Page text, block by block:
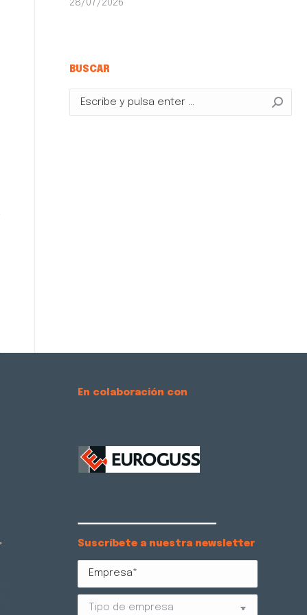
28/07/2026
BUSCAR
Buscar:
En colaboración con
Suscríbete a nuestra newsletter